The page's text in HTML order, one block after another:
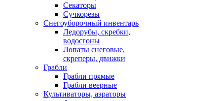
Секаторы
Сучкорезы
Снегоуборочный инвентарь
Ледорубы, скребки,
водосгоны
Лопаты снеговые,
скреперы, движки
Грабли
Грабли прямые
Грабли веерные
Культиваторы, аэраторы